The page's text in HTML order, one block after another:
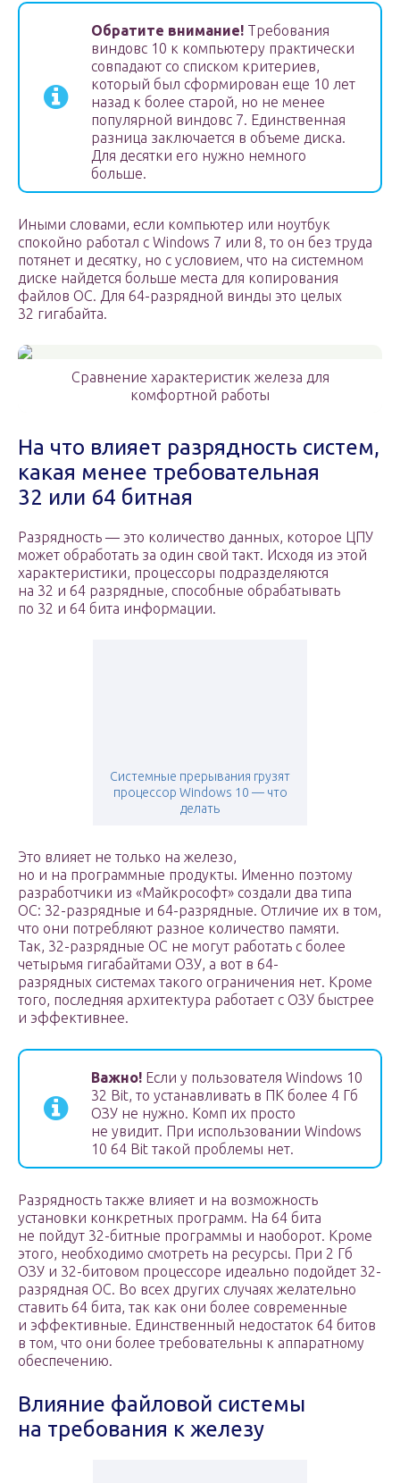
Обратите внимание! Требования
виндовс 10 к компьютеру практически
совпадают со списком критериев,
который был сформирован еще 10 лет
назад к более старой, но не менее
популярной виндовс 7. Единственная
разница заключается в объеме диска.
Для десятки его нужно немного
больше.
Иными словами, если компьютер или ноутбук
спокойно работал с Windows 7 или 8, то он без труда
потянет и десятку, но с условием, что на системном
диске найдется больше места для копирования
файлов ОС. Для 64-разрядной винды это целых
32 гигабайта.
Сравнение характеристик железа для
комфортной работы
На что влияет разрядность систем,
какая менее требовательная
32 или 64 битная
Разрядность — это количество данных, которое ЦПУ
может обработать за один свой такт. Исходя из этой
характеристики, процессоры подразделяются
на 32 и 64 разрядные, способные обрабатывать
по 32 и 64 бита информации.
Системные прерывания грузят
процессор Windows 10 — что
делать
Это влияет не только на железо,
но и на программные продукты. Именно поэтому
разработчики из «Майкрософт» создали два типа
ОС: 32-разрядные и 64-разрядные. Отличие их в том,
что они потребляют разное количество памяти.
Так, 32-разрядные ОС не могут работать с более
четырьмя гигабайтами ОЗУ, а вот в 64-
разрядных системах такого ограничения нет. Кроме
того, последняя архитектура работает с ОЗУ быстрее
и эффективнее.
Важно! Если у пользователя Windows 10
32 Bit, то устанавливать в ПК более 4 Гб
ОЗУ не нужно. Комп их просто
не увидит. При использовании Windows
10 64 Bit такой проблемы нет.
Разрядность также влияет и на возможность
установки конкретных программ. На 64 бита
не пойдут 32-битные программы и наоборот. Кроме
этого, необходимо смотреть на ресурсы. При 2 Гб
ОЗУ и 32-битовом процессоре идеально подойдет 32-
разрядная ОС. Во всех других случаях желательно
ставить 64 бита, так как они более современные
и эффективные. Единственный недостаток 64 битов
в том, что они более требовательны к аппаратному
обеспечению.
Влияние файловой системы
на требования к железу